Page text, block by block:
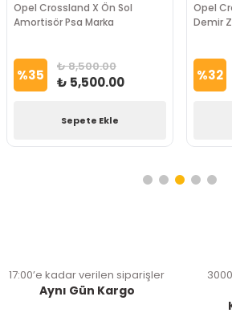
Opel Crossland X Ön Sol
Amortisör Psa Marka
%35 ₺ 8,500.00
₺ 5,500.00
Sepete Ekle
Opel
Demir Z
%32
17:00’e kadar verilen siparişler
Aynı Gün Kargo